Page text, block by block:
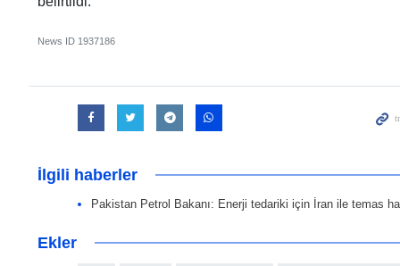
News ID 1937186
İlgili haberler
Pakistan Petrol Bakanı: Enerji tedariki için İran ile temas
Ekler